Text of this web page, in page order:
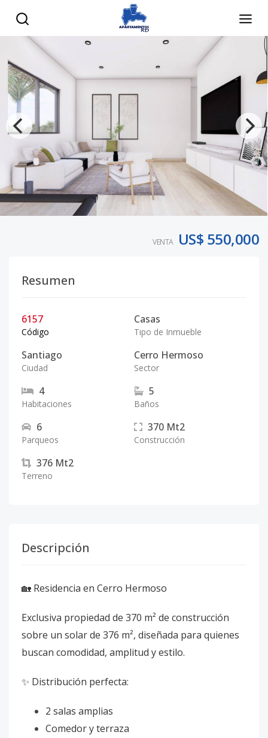
VENTA US$ 550,000
Resumen
6157
Código
Casas
Tipo de Inmueble
Santiago
Ciudad
Cerro Hermoso
Sector
4
Habitaciones
5
Baños
6
Parqueos
370 Mt2
Construcción
376 Mt2
Terreno
Descripción
🏡 Residencia en Cerro Hermoso
Exclusiva propiedad de 370 m² de construcción
sobre un solar de 376 m², diseñada para quienes
buscan comodidad, amplitud y estilo.
✨ Distribución perfecta:
2 salas amplias
Comedor y terraza